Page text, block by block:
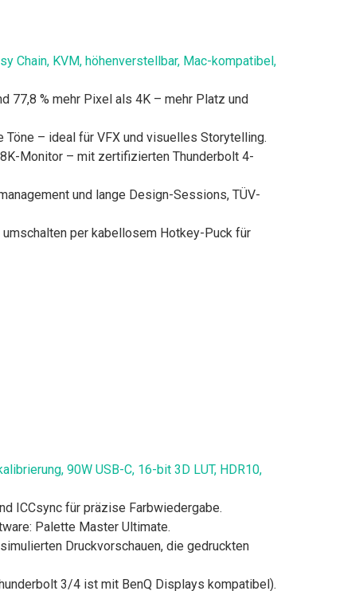
Chain, KVM, höhenverstellbar, Mac-kompatibel,
77,8 % mehr Pixel als 4K – mehr Platz und
Töne – ideal für VFX und visuelles Storytelling.
Monitor – mit zertifizierten Thunderbolt 4-
und lange Design-Sessions, TÜV-
umschalten per kabellosem Hotkey-Puck für
90W USB-C, 16-bit 3D LUT, HDR10,
ICCsync für präzise Farbwiedergabe.
Palette Master Ultimate.
Druckvorschauen, die gedruckten
3/4 ist mit BenQ Displays kompatibel).